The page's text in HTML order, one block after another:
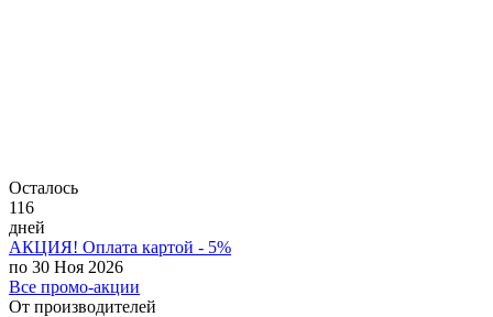
Осталось
116
дней
АКЦИЯ! Оплата картой - 5%
по 30 Ноя 2026
Все промо-акции
От производителей